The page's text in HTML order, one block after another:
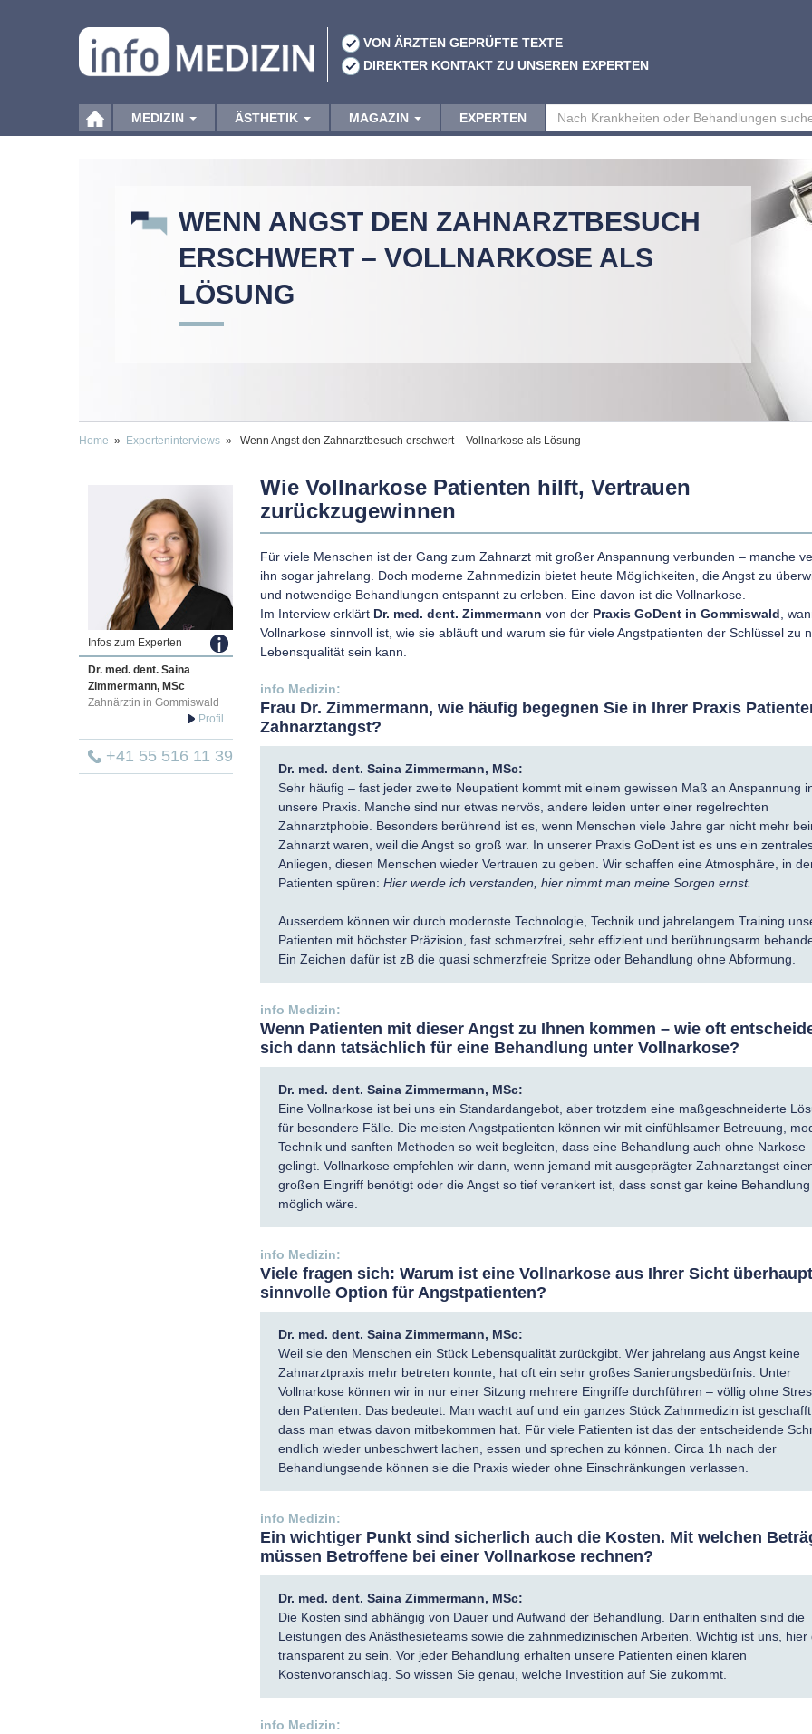
VON ÄRZTEN GEPRÜFTE TEXTE
DIREKTER KONTAKT ZU UNSEREN EXPERTEN
MEDIZIN ÄSTHETIK MAGAZIN EXPERTEN
WENN ANGST DEN ZAHNARZTBESUCH
ERSCHWERT – VOLLNARKOSE ALS
LÖSUNG
Home » Experteninterviews » Wenn Angst den Zahnarztbesuch erschwert – Vollnarkose als Lösung
Infos zum Experten
Dr. med. dent. Saina
Zimmermann, MSc
Zahnärztin in Gommiswald
+41 55 516 11 39
Wie Vollnarkose Patienten hilft, Vertrauen
zurückzugewinnen
Für viele Menschen ist der Gang zum Zahnarzt mit großer Anspannung verbunden – manche
ihn sogar jahrelang. Doch moderne Zahnmedizin bietet heute Möglichkeiten, die Angst zu
und notwendige Behandlungen entspannt zu erleben. Eine davon ist die Vollnarkose.
Im Interview erklärt Dr. med. dent. Zimmermann von der Praxis GoDent in Gommiswald ,
Vollnarkose sinnvoll ist, wie sie abläuft und warum sie für viele Angstpatienten der Schlüssel zu
Lebensqualität sein kann.
Frau Dr. Zimmermann, wie häufig begegnen Sie in Ihrer Praxis
Zahnarztangst?
Dr. med. dent. Saina Zimmermann, MSc:
Sehr häufig – fast jeder zweite Neupatient kommt mit einem gewissen Maß an Anspannung
unsere Praxis. Manche sind nur etwas nervös, andere leiden unter einer regelrechten
Zahnarztphobie. Besonders berührend ist es, wenn Menschen viele Jahre gar nicht mehr
Zahnarzt waren, weil die Angst so groß war. In unserer Praxis GoDent ist es uns ein
Anliegen, diesen Menschen wieder Vertrauen zu geben. Wir schaffen eine Atmosphäre, in
Patienten spüren: Hier werde ich verstanden, hier nimmt man meine Sorgen ernst.
Ausserdem können wir durch modernste Technologie, Technik und jahrelangem Training
Patienten mit höchster Präzision, fast schmerzfrei, sehr effizient und berührungsarm
Ein Zeichen dafür ist zB die quasi schmerzfreie Spritze oder Behandlung ohne Abformung.
Wenn Patienten mit dieser Angst zu Ihnen kommen – wie oft
sich dann tatsächlich für eine Behandlung unter Vollnarkose?
Dr. med. dent. Saina Zimmermann, MSc:
Eine Vollnarkose ist bei uns ein Standardangebot, aber trotzdem eine maßgeschneiderte
für besondere Fälle. Die meisten Angstpatienten können wir mit einfühlsamer Betreuung,
Technik und sanften Methoden so weit begleiten, dass eine Behandlung auch ohne Narkose
gelingt. Vollnarkose empfehlen wir dann, wenn jemand mit ausgeprägter Zahnarztangst
großen Eingriff benötigt oder die Angst so tief verankert ist, dass sonst gar keine Behandlung
möglich wäre.
Viele fragen sich: Warum ist eine Vollnarkose aus Ihrer Sicht
sinnvolle Option für Angstpatienten?
Dr. med. dent. Saina Zimmermann, MSc:
Weil sie den Menschen ein Stück Lebensqualität zurückgibt. Wer jahrelang aus Angst keine
Zahnarztpraxis mehr betreten konnte, hat oft ein sehr großes Sanierungsbedürfnis. Unter
Vollnarkose können wir in nur einer Sitzung mehrere Eingriffe durchführen – völlig ohne
den Patienten. Das bedeutet: Man wacht auf und ein ganzes Stück Zahnmedizin ist
dass man etwas davon mitbekommen hat. Für viele Patienten ist das der entscheidende
endlich wieder unbeschwert lachen, essen und sprechen zu können. Circa 1h nach der
Behandlungsende können sie die Praxis wieder ohne Einschränkungen verlassen.
Ein wichtiger Punkt sind sicherlich auch die Kosten. Mit welchen
müssen Betroffene bei einer Vollnarkose rechnen?
Dr. med. dent. Saina Zimmermann, MSc:
Die Kosten sind abhängig von Dauer und Aufwand der Behandlung. Darin enthalten sind die
Leistungen des Anästhesieteams sowie die zahnmedizinischen Arbeiten. Wichtig ist uns, hier
transparent zu sein. Vor jeder Behandlung erhalten unsere Patienten einen klaren
Kostenvoranschlag. So wissen Sie genau, welche Investition auf Sie zukommt.